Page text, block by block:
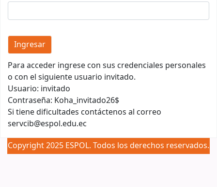
Para acceder ingrese con sus credenciales personales
o con el siguiente usuario invitado.
Usuario: invitado
Contraseña: Koha_invitado26$
Si tiene dificultades contáctenos al correo
servcib@espol.edu.ec
Copyright 2025 ESPOL. Todos los derechos reservados.